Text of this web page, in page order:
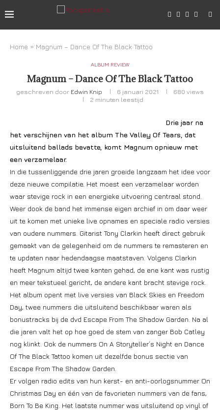
Home » Magnum – Dance Of The Black Tattoo
ALBUM REVIEW
Magnum – Dance Of The Black Tattoo
geschreven door Edwin Knip 6 januari 2021 680 views
2 minuten leestijd
Drie jaar na
het verschijnen van het album The Valley Of Tears, dat
uitsluitend ballads bevatte, komt Magnum opnieuw met
een verzamelaar.
In die tussenliggende drie jaren groeide langzaam het idee voor
deze nieuwe compilatie. Het moest een verzamelaar worden
waar stevige rock in een energieke uitvoering centraal stond.
Weer dook de band het immense eigen archief in om daar weer
uit te komen met unieke live opnames en speciale radio versies
van oudere nummers. Gitarist Tony Clarkin heeft direct gebruik
gemaakt van de gelegenheid om de nummers te remasteren en
te updaten naar hedendaagse maatstaven. Volgens Clarkin
heeft Magnum altijd twee kanten gehad, de ene kant was rustig
en meer tekstueel gericht, de andere kant bracht stevige rock.
Het album opent met live versies van Black Skies en Freedom
Day, twee nummers die uitsluitend beschikbaar waren als
bonustracks bij de dvd Escape From The Shadow Garden. Na al
die jaren valt het op hoe goed de stem van zanger Bob Catley
nog klinkt. Ook de nummers On A Storyteller’s Night en Dance
Of The Black Tattoo komen uit dezelfde bonus sectie van
Escape From The Shadow Garden.
Er volgen radio edits van hun kerst- en anti-oorlogsnummer On
Christmas Day en één van de favorieten nummers van de fans,
Born To Be King. Het laatste nummer was uitsluitend op vinyl of